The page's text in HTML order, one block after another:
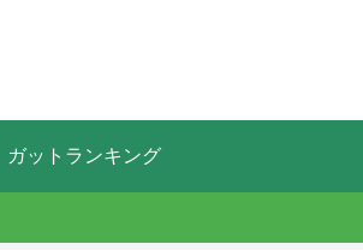
ガットランキング